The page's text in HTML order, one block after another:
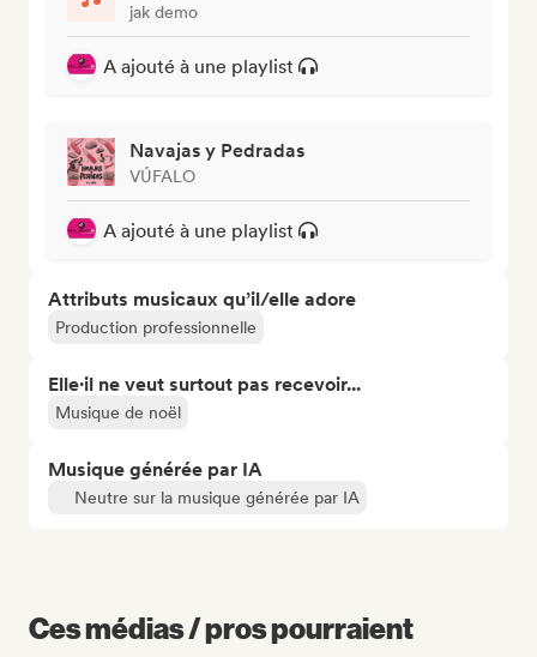
jak demo
A ajouté à une playlist
Navajas y Pedradas
VÚFALO
A ajouté à une playlist
Attributs musicaux qu’il/elle adore
Production professionnelle
Elle·il ne veut surtout pas recevoir...
Musique de noël
Musique générée par IA
Neutre sur la musique générée par IA
Ces médias / pros pourraient